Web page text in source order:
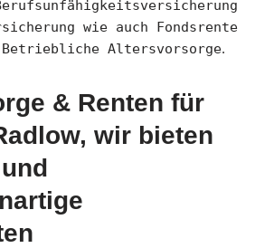
wie auch Fondsrente
Altersvorsorge.
& Renten für
wir bieten